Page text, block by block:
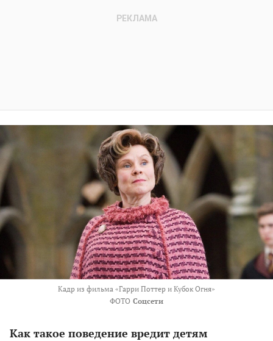
Кадр из фильма «Гарри Поттер и Кубок Огня»
ФОТО Соцсети
Как такое поведение вредит детям